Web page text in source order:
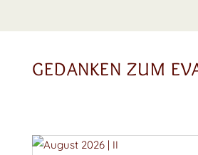
GEDANKEN ZUM